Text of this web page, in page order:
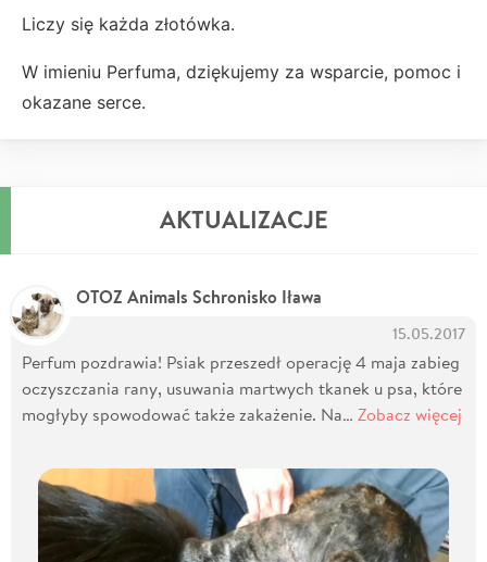
Liczy się każda złotówka.
W imieniu Perfuma, dziękujemy za wsparcie, pomoc i
okazane serce.
AKTUALIZACJE
OTOZ Animals Schronisko Iława
15.05.2017
Perfum pozdrawia! Psiak przeszedł operację 4 maja zabieg
oczyszczania rany, usuwania martwych tkanek u psa, które
mogłyby spowodować także zakażenie. Na… Zobacz więcej